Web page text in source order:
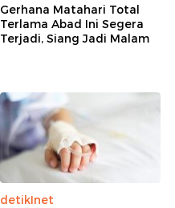
Gerhana Matahari Total
Terlama Abad Ini Segera
Terjadi, Siang Jadi Malam
detikInet